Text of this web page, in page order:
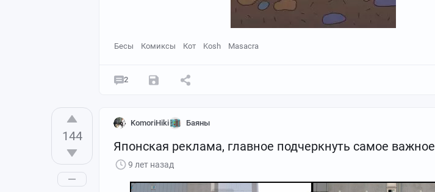
Бесы Комиксы Кот Kosh Masacra
2
144
KomoriHiki Баяны
Японская реклама, главное подчеркнуть самое важное
9 лет назад